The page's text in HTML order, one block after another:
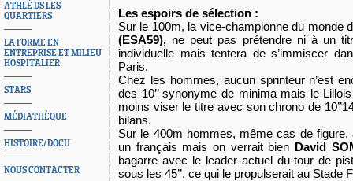
ATHLÉ DS LES
QUARTIERS
LA FORME EN
ENTREPRISE ET MILIEU
HOSPITALIER
STARS
MÉDIATHÈQUE
HISTOIRE/DOCU
NOUS CONTACTER
Les espoirs de sélection :
Sur le 100m, la vice-championne du monde
(ESA59), ne peut pas prétendre ni à un
individuelle mais tentera de s’immiscer
Paris.
Chez les hommes, aucun sprinteur n’est
des 10’’ synonyme de minima mais le
moins viser le titre avec son chrono de
bilans.
Sur le 400m hommes, même cas de figure,
un français mais on verrait bien David
bagarre avec le leader actuel du tour de
sous les 45’’, ce qui le propulserait au Stade